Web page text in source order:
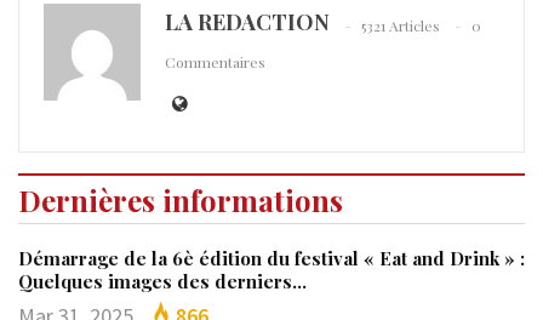
LA REDACTION 5321 Articles
0
Commentaires
Dernières informations
Démarrage de la 6è édition du festival « Eat and Drink » :
Quelques images des derniers…